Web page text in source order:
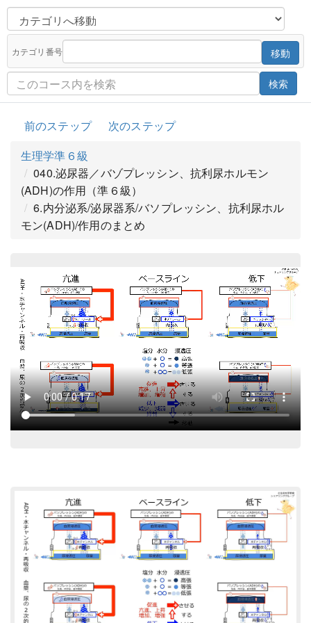
カテゴリ番号 移動
検索
前のステップ
次のステップ
生理学準６級
040.泌尿器／バゾプレッシン、抗利尿ホルモン
(ADH)の作用（準６級）
6.内分泌系/泌尿器系/バソプレッシン、抗利尿ホル
モン(ADH)/作用のまとめ